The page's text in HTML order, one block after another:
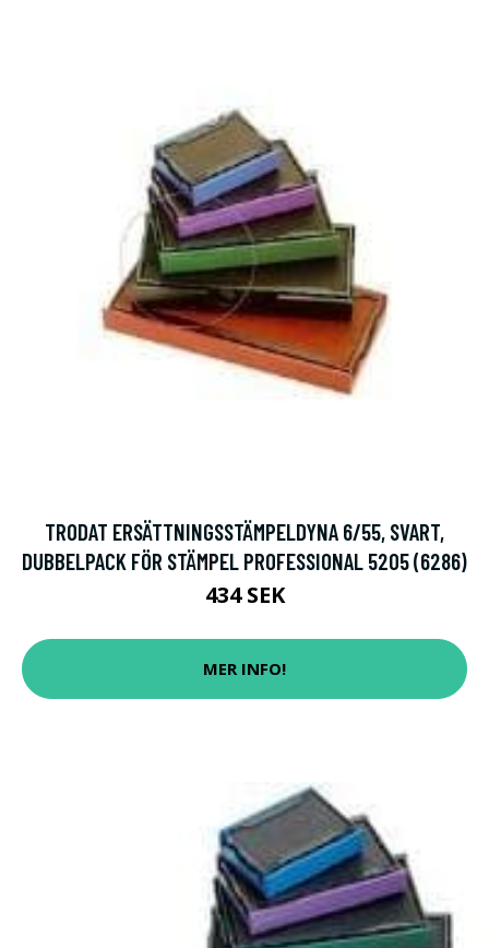
TRODAT ERSÄTTNINGSSTÄMPELDYNA 6/55, SVART,
DUBBELPACK FÖR STÄMPEL PROFESSIONAL 5205 (6286)
434 SEK
MER INFO!